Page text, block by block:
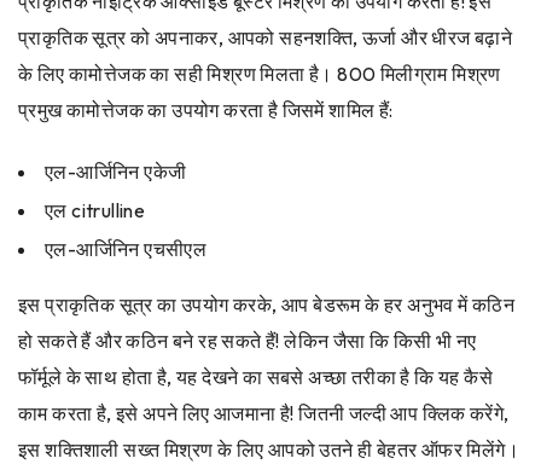
प्राकृतिक सूत्र को अपनाकर, आपको सहनशक्ति, ऊर्जा और धीरज बढ़ाने
के लिए कामोत्तेजक का सही मिश्रण मिलता है। 800 मिलीग्राम मिश्रण
प्रमुख कामोत्तेजक का उपयोग करता है जिसमें शामिल हैं:
एल-आर्जिनिन एकेजी
एल citrulline
एल-आर्जिनिन एचसीएल
इस प्राकृतिक सूत्र का उपयोग करके, आप बेडरूम के हर अनुभव में कठिन
हो सकते हैं और कठिन बने रह सकते हैं! लेकिन जैसा कि किसी भी नए
फॉर्मूले के साथ होता है, यह देखने का सबसे अच्छा तरीका है कि यह कैसे
काम करता है, इसे अपने लिए आजमाना है! जितनी जल्दी आप क्लिक करेंगे,
इस शक्तिशाली सख्त मिश्रण के लिए आपको उतने ही बेहतर ऑफर मिलेंगे।